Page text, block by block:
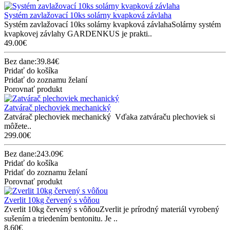
Systém zavlažovací 10ks solárny kvapková závlaha
Systém zavlažovací 10ks solárny kvapková závlahaSolárny systém
kvapkovej závlahy GARDENKUS je prakti..
49.00€
Bez dane:39.84€
Pridať do košíka
Pridať do zoznamu želaní
Porovnať produkt
Zatvárač plechoviek mechanický
Zatvárač plechoviek mechanický Vďaka zatváraču plechoviek si
môžete..
299.00€
Bez dane:243.09€
Pridať do košíka
Pridať do zoznamu želaní
Porovnať produkt
Zverlit 10kg červený s vôňou
Zverlit 10kg červený s vôňouZverlit je prírodný materiál vyrobený
sušením a triedením bentonitu. Je ..
8.60€